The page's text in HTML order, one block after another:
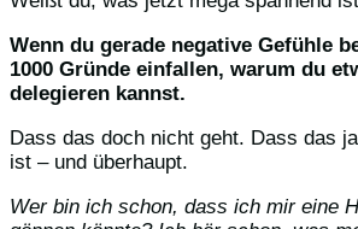
Wenn du gerade negative Gefühle
1000 Gründe einfallen, warum du
delegieren kannst.
Dass das doch nicht geht. Dass das
ist – und überhaupt.
Wer bin ich schon, dass ich mir eine